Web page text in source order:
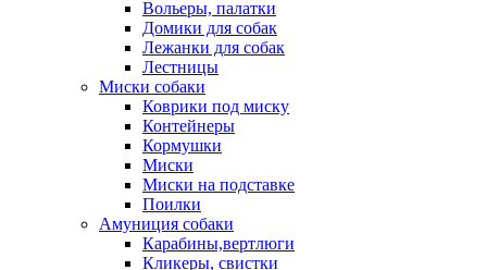
Вольеры, палатки
Домики для собак
Лежанки для собак
Лестницы
Миски собаки
Коврики под миску
Контейнеры
Кормушки
Миски
Миски на подставке
Поилки
Амуниция собаки
Карабины,вертлюги
Кликеры, свистки